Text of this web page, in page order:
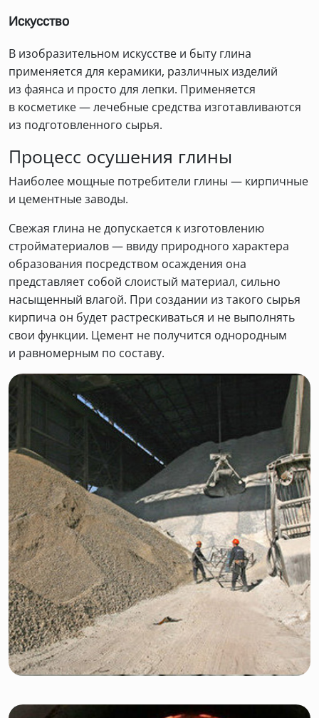
Искусство
В изобразительном искусстве и быту глина
применяется для керамики, различных изделий
из фаянса и просто для лепки. Применяется
в косметике — лечебные средства изготавливаются
из подготовленного сырья.
Процесс осушения глины
Наиболее мощные потребители глины — кирпичные
и цементные заводы.
Свежая глина не допускается к изготовлению
стройматериалов — ввиду природного характера
образования посредством осаждения она
представляет собой слоистый материал, сильно
насыщенный влагой. При создании из такого сырья
кирпича он будет растрескиваться и не выполнять
свои функции. Цемент не получится однородным
и равномерным по составу.